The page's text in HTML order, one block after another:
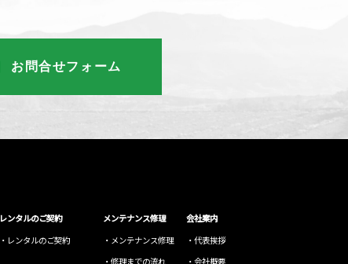
お問合せフォーム
レンタルのご契約
レンタルのご契約
メンテナンス修理
メンテナンス修理
修理までの流れ
会社案内
代表挨拶
会社概要